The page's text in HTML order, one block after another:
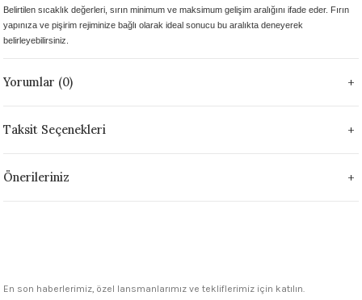
1046 °C
°C
Belirtilen sıcaklık değerleri, sırın minimum ve maksimum gelişim aralığını ifade eder. Fırın
yapınıza ve pişirim rejiminize bağlı olarak ideal sonucu bu aralıkta deneyerek
belirleyebilirsiniz.
Yorumlar (0)
Taksit Seçenekleri
Önerileriniz
En son haberlerimiz, özel lansmanlarımız ve tekliflerimiz için katılın.